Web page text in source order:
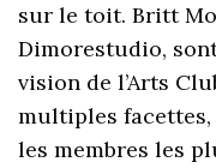
sur le toit. Britt
Dimorestudio,
vision de l’Arts
multiples
les membres les